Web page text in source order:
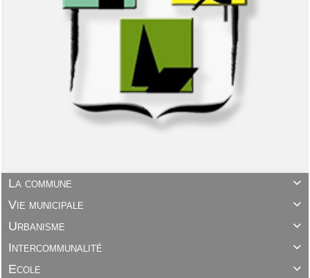

La commune

Vie municipale

Urbanisme

Intercommunalité

Ecole